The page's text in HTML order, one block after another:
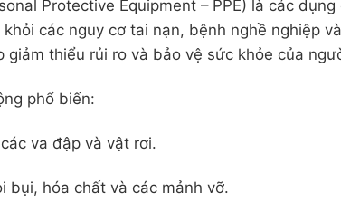
Protective Equipment – PPE) là các
các nguy cơ tai nạn, bệnh nghề nghiệp
giảm thiểu rủi ro và bảo vệ sức khỏe của
phổ biến:
va đập và vật rơi.
bụi, hóa chất và các mảnh vỡ.